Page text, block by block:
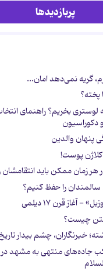
پربازدیدها
گریه نمی‌دهد امان...
پخته؟
لوستری بخریم؟ راهنمای
دکوراسیون
پنهان والدین
پوست!
سالمندان را حفظ کنیم؟
آغاز قرن ۱۷ دیلمی
چیست؟
خبرنگاران، چشم بیدار تاریخ
جاده‌های منتهی به مشهد